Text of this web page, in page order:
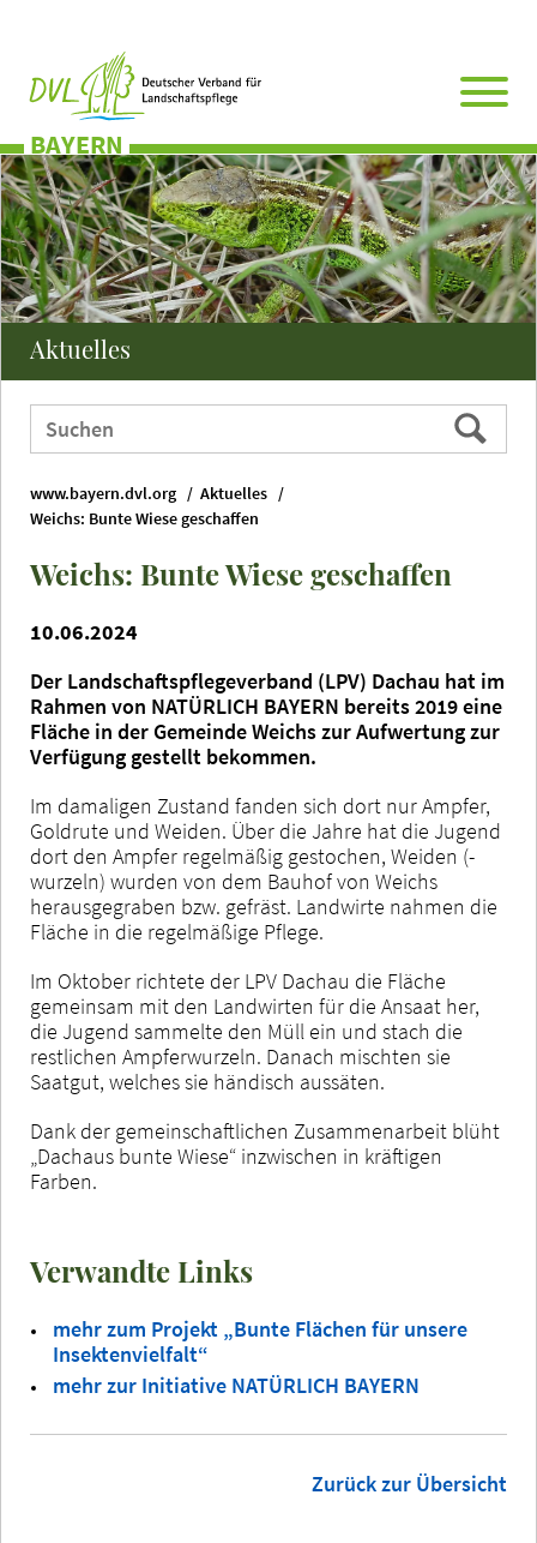
BAYERN
Aktuelles
Webauftritt
durchsuchen
Suchen
www.bayern.dvl.org
Aktuelles
Weichs: Bunte Wiese geschaffen
Weichs: Bunte Wiese geschaffen
10.06.2024
Der Landschaftspflegeverband (LPV) Dachau hat im
Rahmen von NATÜRLICH BAYERN bereits 2019 eine
Fläche in der Gemeinde Weichs zur Aufwertung zur
Verfügung gestellt bekommen.
Im damaligen Zustand fanden sich dort nur Ampfer,
Goldrute und Weiden. Über die Jahre hat die Jugend
dort den Ampfer regelmäßig gestochen, Weiden (-
wurzeln) wurden von dem Bauhof von Weichs
herausgegraben bzw. gefräst. Landwirte nahmen die
Fläche in die regelmäßige Pflege.
Im Oktober richtete der LPV Dachau die Fläche
gemeinsam mit den Landwirten für die Ansaat her,
die Jugend sammelte den Müll ein und stach die
restlichen Ampferwurzeln. Danach mischten sie
Saatgut, welches sie händisch aussäten.
Dank der gemeinschaftlichen Zusammenarbeit blüht
„Dachaus bunte Wiese“ inzwischen in kräftigen
Farben.
Verwandte Links
mehr zum Projekt „Bunte Flächen für unsere
Insektenvielfalt“
mehr zur Initiative NATÜRLICH BAYERN
Zurück zur Übersicht